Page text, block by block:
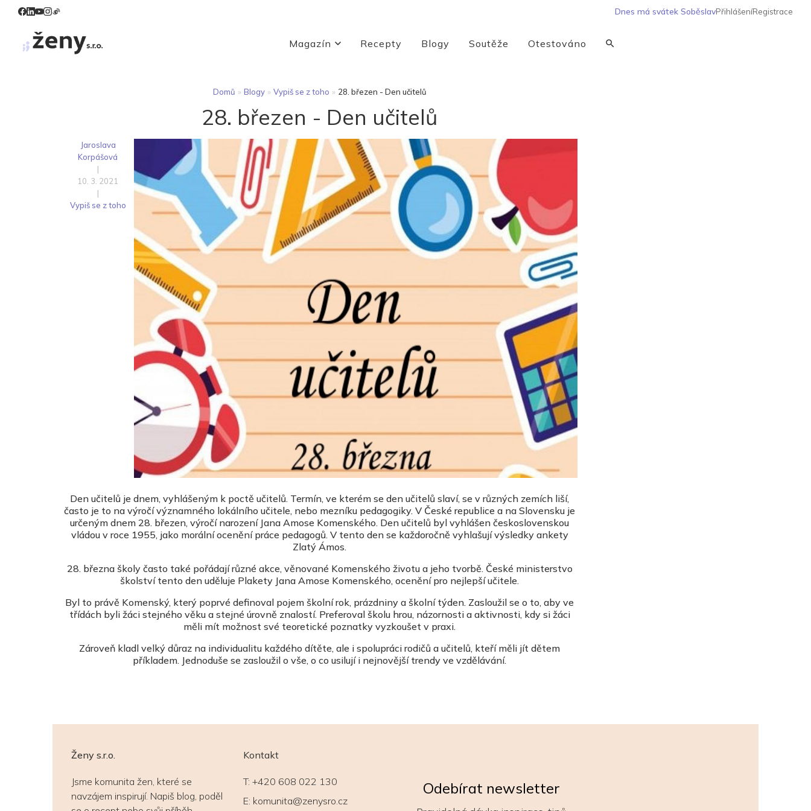
Dnes má svátek SoběslavPřihlášeníRegistrace
Magazín Recepty Blogy Soutěže Otestováno
Domů » Blogy » Vypiš se z toho » 28. březen - Den učitelů
28. březen - Den učitelů
Jaroslava
Korpášová
|
10. 3. 2021
|
Vypiš se z toho
Den učitelů je dnem, vyhlášeným k poctě učitelů. Termín, ve kterém se den učitelů slaví, se v různých zemích liší,
často je to na výročí významného lokálního učitele, nebo mezníku pedagogiky. V České republice a na Slovensku je
určeným dnem 28. březen, výročí narození Jana Amose Komenského. Den učitelů byl vyhlášen československou
vládou v roce 1955, jako morální ocenění práce pedagogů. V tento den se každoročně vyhlašují výsledky ankety
Zlatý Ámos.
28. březnaškoly často také pořádají různé akce, věnované Komenského životu a jeho tvorbě. České ministerstvo
školstvítento den uděluje Plakety Jana Amose Komenského, ocenění pro nejlepší učitele.
Byl to právě Komenský, který poprvé definoval pojem školní rok, prázdniny a školní týden. Zasloužil se o to, aby ve
třídách byli žáci stejného věku a stejné úrovně znalostí. Preferoval školu hrou, názornosti a aktivnosti, kdy si žáci
měli mít možnost své teoretické poznatky vyzkoušet v praxi.
Zároveň kladl velký důraz na individualitu každého dítěte, ale i spolupráci rodičů a učitelů, kteří měli jít dětem
příkladem. Jednoduše se zasloužil o vše, o co usilují i nejnovější trendy ve vzdělávání.
Ženy s.r.o.
Jsme komunita žen, které se
navzájem inspirují. Napiš blog, poděl
Kontakt
T: +420 608 022 130
E: komunita@zenysro.cz
Odebírat newsletter